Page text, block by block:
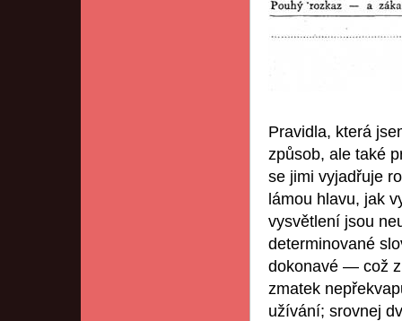
Pravidla, která
způsob, ale také
se jimi vyjadřuje
lámou hlavu, jak
vysvětlení jsou
determinované
dokonavé — což
zmatek
užívání; srovnej